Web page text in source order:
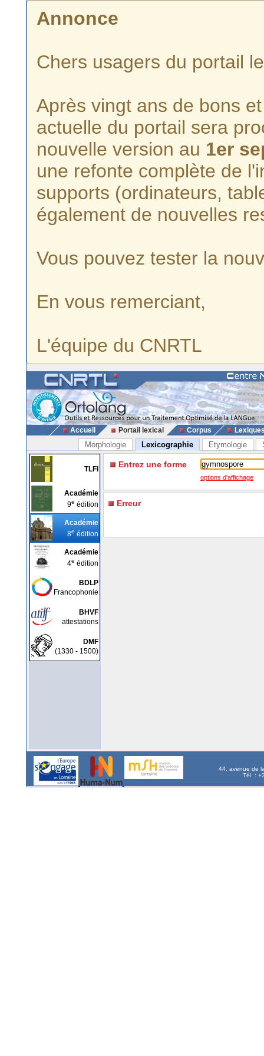
Annonce
Chers usagers du portail
Après vingt ans de bons
actuelle du portail sera
nouvelle version au 1er
une refonte complète de
supports (ordinateurs,
également de nouvelles
Vous pouvez tester la
En vous remerciant,
L'équipe du CNRTL
Accueil Portail lexical Corpus
Morphologie Lexicographie Etymologie
TLFi
Académie
9e édition
Académie
8e édition
Académie
4e édition
BDLP
Francophonie
BHVF
attestations
DMF
(1330 - 1500)
Entrez une forme
options d'affichage
Erreur
44, avenue de
Tél. :